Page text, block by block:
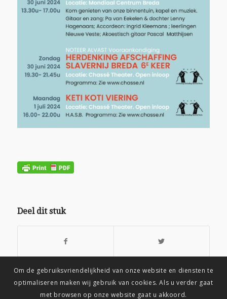
Deel dit stuk
Om de gebruiksvriendelijkheid van onze website en diensten te
optimaliseren maken wij gebruik van cookies. Als u verder gaat
met browsen op onze website gaat u akkoord.